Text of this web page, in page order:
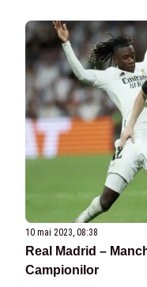
10 mai 2023, 08:38
Real Madrid –
Campionilor